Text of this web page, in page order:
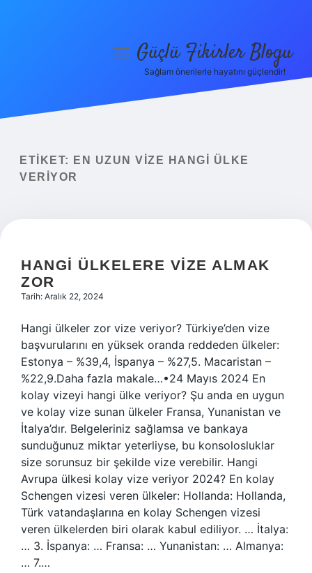
Yasal Uyarı
menüyüGüçlü Fikirler Blogu
Sağlam önerilerle hayatını güçlendir!
ETIKET:
EN UZUN VIZE HANGI ÜLKE
VERIYOR
HANGI ÜLKELERE VIZE ALMAK
ZOR
Tarih: Aralık 22, 2024
Hangi ülkeler zor vize veriyor? Türkiye’den vize
başvurularını en yüksek oranda reddeden ülkeler:
Estonya – %39,4, İspanya – %27,5. Macaristan –
%22,9.Daha fazla makale…•24 Mayıs 2024 En
kolay vizeyi hangi ülke veriyor? Şu anda en uygun
ve kolay vize sunan ülkeler Fransa, Yunanistan ve
İtalya’dır. Belgeleriniz sağlamsa ve bankaya
sunduğunuz miktar yeterliyse, bu konsolosluklar
size sorunsuz bir şekilde vize verebilir. Hangi
Avrupa ülkesi kolay vize veriyor 2024? En kolay
Schengen vizesi veren ülkeler: Hollanda: Hollanda,
Türk vatandaşlarına en kolay Schengen vizesi
veren ülkelerden biri olarak kabul ediliyor. … İtalya:
… 3. İspanya: … Fransa: … Yunanistan: … Almanya:
… 7.…